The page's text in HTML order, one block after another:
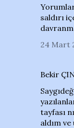
saldırı
24 Mart
Bekir
tayfası
aldım